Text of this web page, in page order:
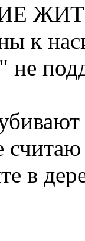
к
не
в